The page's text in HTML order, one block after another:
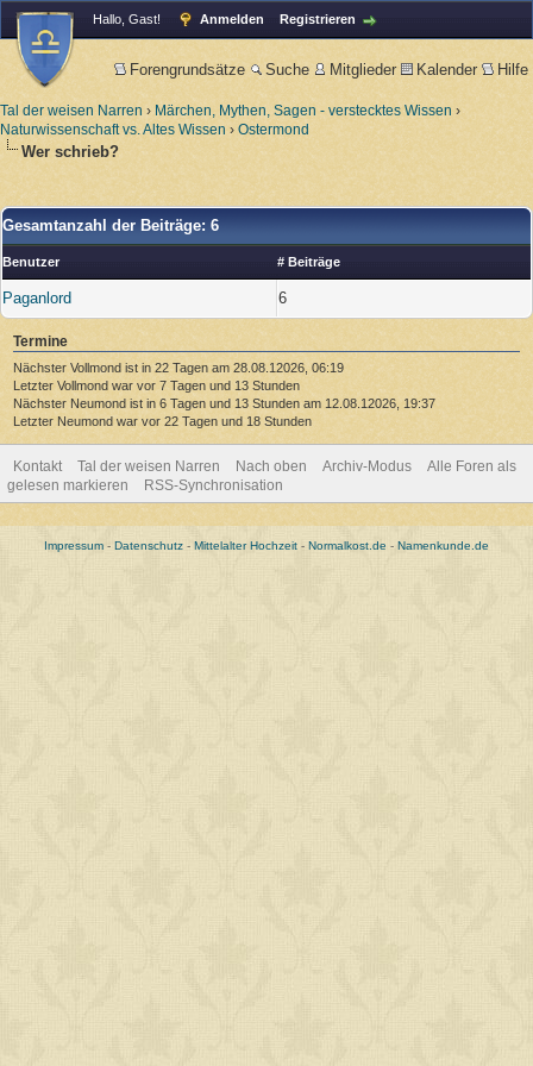
Hallo, Gast! Anmelden Registrieren
Forengrundsätze Suche Mitglieder Kalender Hilfe
Tal der weisen Narren › Märchen, Mythen, Sagen - verstecktes Wissen ›
Naturwissenschaft vs. Altes Wissen › Ostermond
Wer schrieb?
Gesamtanzahl der Beiträge: 6
Benutzer # Beiträge
Paganlord 6
Termine
Nächster Vollmond ist in 22 Tagen am 28.08.12026, 06:19
Letzter Vollmond war vor 7 Tagen und 13 Stunden
Nächster Neumond ist in 6 Tagen und 13 Stunden am 12.08.12026, 19:37
Letzter Neumond war vor 22 Tagen und 18 Stunden
Kontakt Tal der weisen Narren Nach oben Archiv-Modus
Alle Foren als
gelesen markieren
RSS-Synchronisation
Impressum - Datenschutz - Mittelalter Hochzeit - Normalkost.de - Namenkunde.de